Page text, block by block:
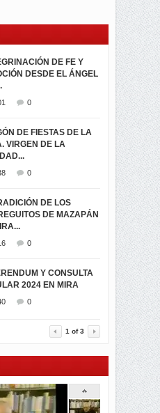
DE FE Y
DESDE EL ÁNGEL
0
DE FIESTAS DE LA
VIRGEN DE LA
0
DE LOS
DE MAZAPÁN
0
Y CONSULTA
2024 EN MIRA
0
DE LA VIRGEN
CARIDAD 2024
DEL ARBOL DE
DE...
VUELTA
2023 EN
CRUCIAL:
VUELTA
EL 1...
ASAMBLEISTAS
PROVINCIA DEL
FUE
1 of3